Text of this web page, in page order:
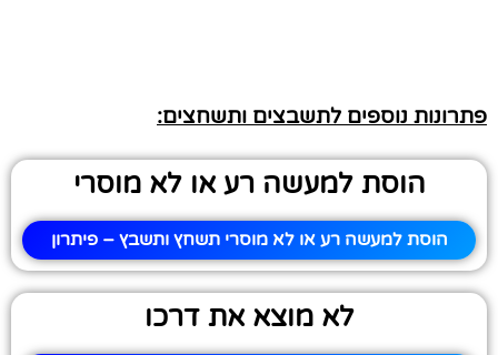
פתרונות נוספים לתשבצים ותשחצים:
הוסת למעשה רע או לא מוסרי
הוסת למעשה רע או לא מוסרי תשחץ ותשבץ – פיתרון
לא מוצא את דרכו